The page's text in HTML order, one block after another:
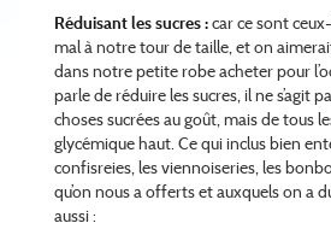
Réduisant les sucres :car ce sont
mal à notre tour de taille, et on
dans notre petite robe acheter pour
parle de réduire les sucres, il ne s’agit
choses sucrées au goût, mais de tous
glycémique haut. Ce qui inclus bien
confisreies, les viennoiseries, les
qu’on nous a offerts et auxquels on a
aussi :